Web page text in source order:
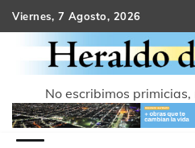
Skip
to
content
Viernes, 7 Agosto, 2026
No escribimos